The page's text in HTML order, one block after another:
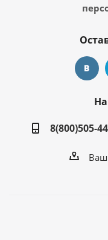
8(800)505-
Ваш